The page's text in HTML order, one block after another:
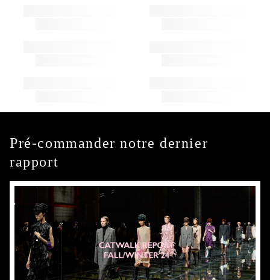
Pré-commander notre dernier
rapport